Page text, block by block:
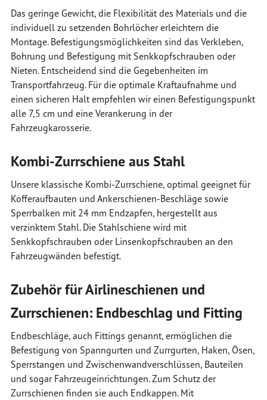
Das geringe Gewicht, die Flexibilität des Materials und die
individuell zu setzenden Bohrlöcher erleichtern die
Montage. Befestigungsmöglichkeiten sind das Verkleben,
Bohrung und Befestigung mit Senkkopfschrauben oder
Nieten. Entscheidend sind die Gegebenheiten im
Transportfahrzeug. Für die optimale Kraftaufnahme und
einen sicheren Halt empfehlen wir einen Befestigungspunkt
alle 7,5 cm und eine Verankerung in der
Fahrzeugkarosserie.
Kombi-Zurrschiene aus Stahl
Unsere klassische Kombi-Zurrschiene, optimal geeignet für
Kofferaufbauten und Ankerschienen-Beschläge sowie
Sperrbalken mit 24 mm Endzapfen, hergestellt aus
verzinktem Stahl. Die Stahlschiene wird mit
Senkkopfschrauben oder Linsenkopfschrauben an den
Fahrzeugwänden befestigt.
Zubehör für Airlineschienen und
Zurrschienen: Endbeschlag und Fitting
Endbeschläge, auch Fittings genannt, ermöglichen die
Befestigung von Spanngurten und Zurrgurten, Haken, Ösen,
Sperrstangen und Zwischenwandverschlüssen, Bauteilen
und sogar Fahrzeugeinrichtungen. Zum Schutz der
Zurrschienen finden sie auch Endkappen. Mit